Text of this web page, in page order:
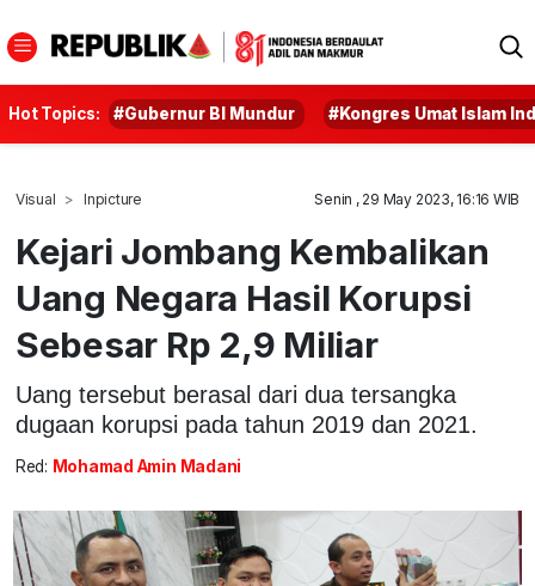
Hot Topics: #Gubernur BI Mundur #Kongres Umat Islam
Visual Inpicture Senin , 29 May 2023, 16:16 WIB
Kejari Jombang Kembalikan
Uang Negara Hasil Korupsi
Sebesar Rp 2,9 Miliar
Uang tersebut berasal dari dua tersangka
dugaan korupsi pada tahun 2019 dan 2021.
Red: Mohamad Amin Madani